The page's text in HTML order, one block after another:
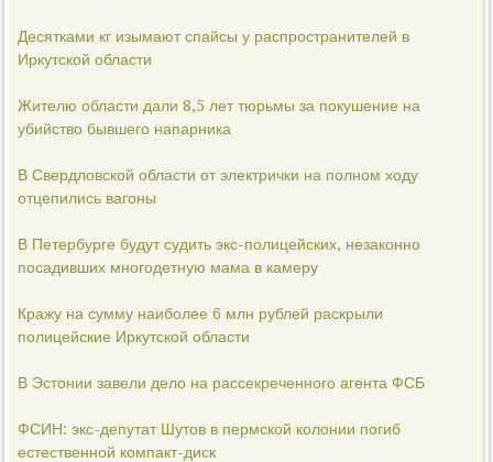
Десятками кг изымают спайсы у распространителей в
Иркутской области
Жителю области дали 8,5 лет тюрьмы за покушение на
убийство бывшего напарника
В Свердловской области от электрички на полном ходу
отцепились вагоны
В Петербурге будут судить экс-полицейских, незаконно
посадивших многодетную мама в камеру
Кражу на сумму наиболее 6 млн рублей раскрыли
полицейские Иркутской области
В Эстонии завели дело на рассекреченного агента ФСБ
ФСИН: экс-депутат Шутов в пермской колонии погиб
естественной компакт-диск